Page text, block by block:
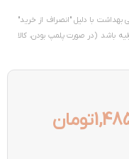
بهداشت با دلیل "انصراف از خرید"
باشد (در صورت پلمپ بودن، کالا
تومان